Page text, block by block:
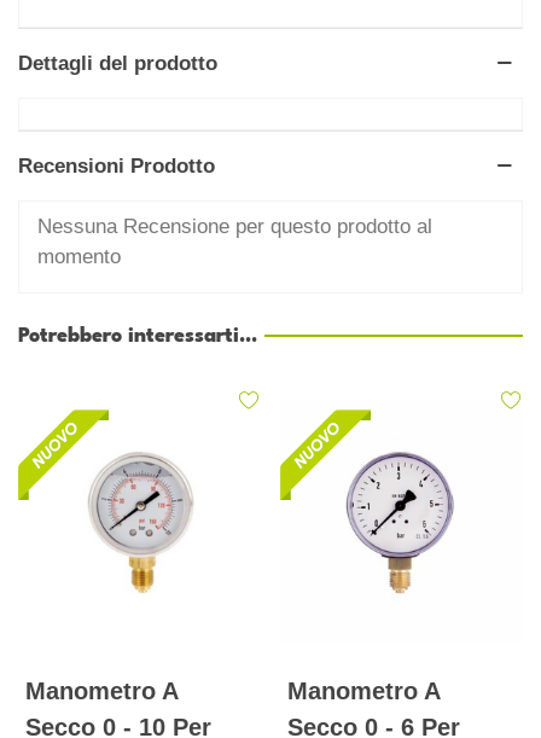
Dettagli del prodotto
Recensioni Prodotto
Nessuna Recensione per questo prodotto al
momento
Potrebbero interessarti...
Manometro A
Secco 0 - 10 Per
Manometro A
Secco 0 - 6 Per